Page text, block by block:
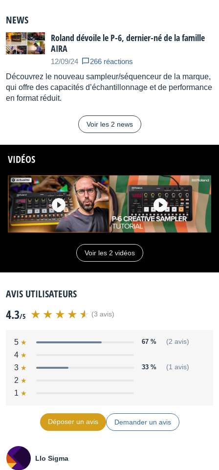
-Maximum sample time (Maximum time per sample)
22.05 kHz, Mono : 11.8 seconds
11.025 kHz, Mono : 23.7 seconds
* For stereo samples, the time is half.
-Import format
WAV (Liner PCM)
Multi-effect: 20 types
Send effect: DELAY, REVERB
-Display
-Internal Microphone
-Connectors
MIX (IN) jack: Stereo miniature phone type
NEWS
Roland dévoile le P-6, dernier-né de la famille
AIRA
12/09/24
266 réactions
Découvrez le nouveau sampleur/séquenceur de la marque,
qui offre des capacités d’échantillonnage et de performance
en format réduit.
Voir les 2 news
VIDÉOS
Voir les 2 vidéos
AVIS UTILISATEURS
4.3/5 (3 avis)
5 67 % (2 avis)
4
3
33 % (1 avis)
2
1
Déposer un avis Demander un avis
Llo Sigma